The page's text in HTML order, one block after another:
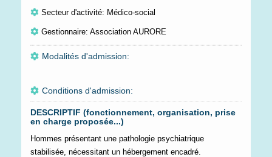
Secteur d'activité: Médico-social
Gestionnaire: Association AURORE
Modalités d'admission:
Conditions d'admission:
DESCRIPTIF (fonctionnement, organisation, prise
en charge proposée...)
Hommes présentant une pathologie psychiatrique
stabilisée, nécessitant un hébergement encadré.